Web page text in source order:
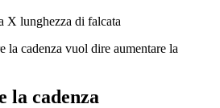
X lunghezza di falcata
la cadenza vuol dire aumentare la
la cadenza